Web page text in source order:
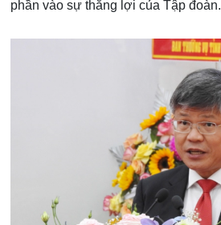
phần vào sự thắng lợi của Tập đoàn.